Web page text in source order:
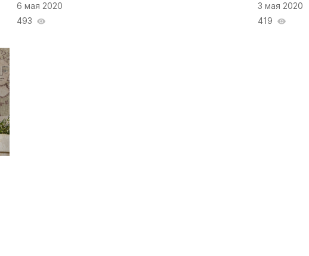
6 мая 2020
493
3 мая 2020
419